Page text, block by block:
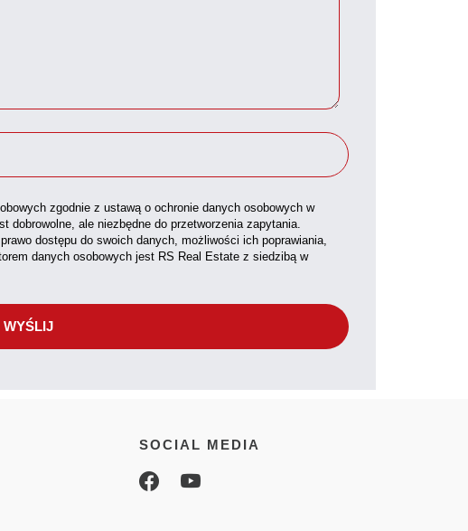
zgodnie z ustawą o ochronie danych osobowych w
dobrowolne, ale niezbędne do przetworzenia zapytania.
dostępu do swoich danych, możliwości ich poprawiania,
danych osobowych jest RS Real Estate z siedzibą w
SOCIAL MEDIA